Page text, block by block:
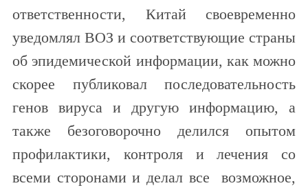
ответственности, Китай своевременно
уведомлял ВОЗ и соответствующие страны
об эпидемической информации, как можно
скорее публиковал последовательность
генов вируса и другую информацию, а
также безоговорочно делился опытом
профилактики, контроля и лечения со
всеми сторонами и делал все возможное,